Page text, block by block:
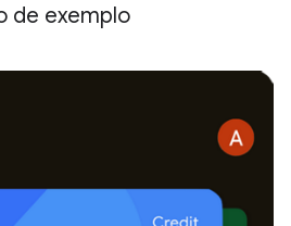
de exemplo